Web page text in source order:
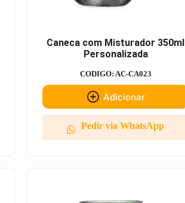
Caneca com Misturador 350ml
Personalizada
CODIGO: AC-CA023
Adicionar
Pedir via WhatsApp